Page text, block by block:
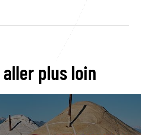
aller plus loin